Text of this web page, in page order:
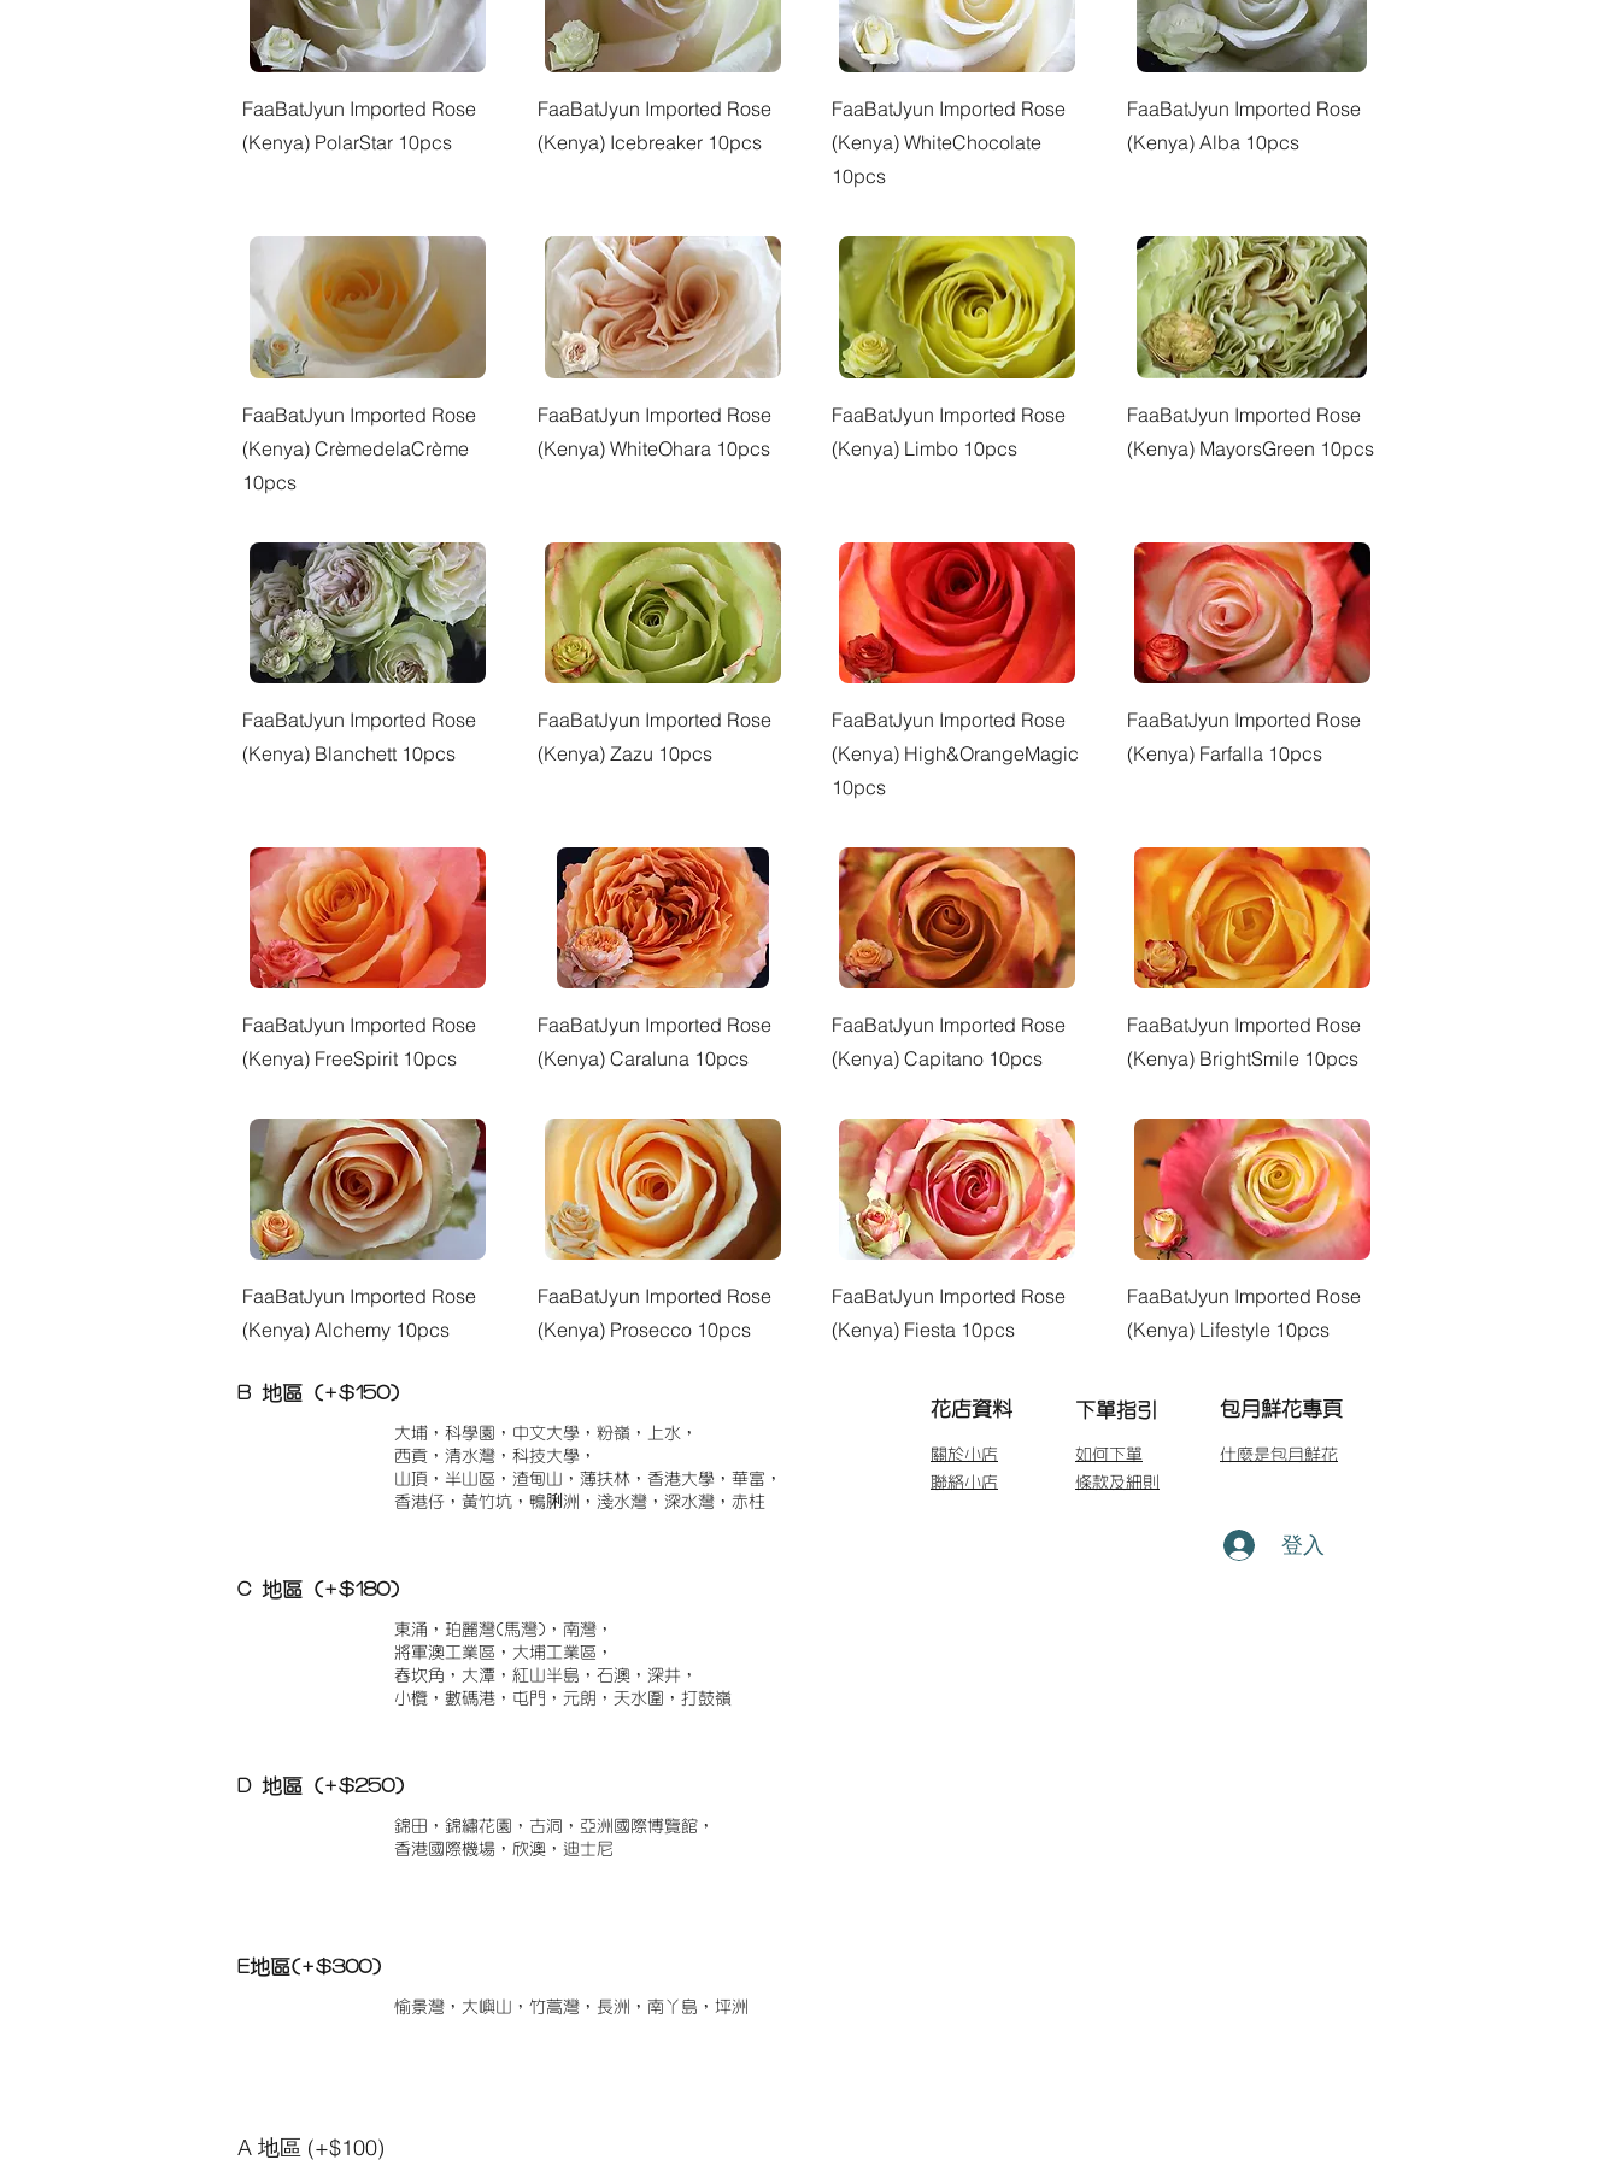
快速瀏覽
FaaBatJyun Imported Rose
(Kenya) PolarStar 10pcs
快速瀏覽
FaaBatJyun Imported Rose
(Kenya) Icebreaker 10pcs
快速瀏覽
FaaBatJyun Imported Rose
(Kenya) WhiteChocolate
10pcs
快速瀏覽
FaaBatJyun Imported Rose
(Kenya) Alba 10pcs
快速瀏覽
FaaBatJyun Imported Rose
(Kenya) CrèmedelaCrème
10pcs
快速瀏覽
FaaBatJyun Imported Rose
(Kenya) WhiteOhara 10pcs
快速瀏覽
FaaBatJyun Imported Rose
(Kenya) Limbo 10pcs
快速瀏覽
FaaBatJyun Imported Rose
(Kenya) MayorsGreen 10pcs
快速瀏覽
FaaBatJyun Imported Rose
(Kenya) Blanchett 10pcs
快速瀏覽
FaaBatJyun Imported Rose
(Kenya) Zazu 10pcs
快速瀏覽
FaaBatJyun Imported Rose
(Kenya) High&OrangeMagic
10pcs
快速瀏覽
FaaBatJyun Imported Rose
(Kenya) Farfalla 10pcs
快速瀏覽
FaaBatJyun Imported Rose
(Kenya) FreeSpirit 10pcs
快速瀏覽
FaaBatJyun Imported Rose
(Kenya) Caraluna 10pcs
快速瀏覽
FaaBatJyun Imported Rose
(Kenya) Capitano 10pcs
快速瀏覽
FaaBatJyun Imported Rose
(Kenya) BrightSmile 10pcs
快速瀏覽
FaaBatJyun Imported Rose
(Kenya) Alchemy 10pcs
快速瀏覽
FaaBatJyun Imported Rose
(Kenya) Prosecco 10pcs
快速瀏覽
FaaBatJyun Imported Rose
(Kenya) Fiesta 10pcs
快速瀏覽
FaaBatJyun Imported Rose
(Kenya) Lifestyle 10pcs
B 地區 (+$150)
大埔，科學園，中文大學，粉嶺，上水，
西貢，清水灣，科技大學，
山頂，半山區，渣甸山，薄扶林，香港大學，華富，
香港仔，黃竹坑，鴨脷洲，淺水灣，深水灣，赤柱
C 地區 (+$180)
東涌，珀麗灣(馬灣)，南灣，
將軍澳工業區，大埔工業區，
舂坎角，大潭，紅山半島，石澳，深井，
小欖，數碼港，屯門，元朗，天水圍，打鼓嶺
D 地區 (+$250)
錦田，錦繡花園，古洞，亞洲國際博覽館，
香港國際機場，欣澳，迪士尼
E地區(+$300)
愉景灣，大嶼山，竹蒿灣，長洲，南丫島，坪洲
A 地區 (+$100)
​花店資料 下單指引 包月鮮花專頁
關於小店
聯絡小店
如何下單
條款及細則
什麼是包月鮮花
登入